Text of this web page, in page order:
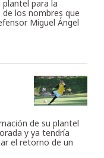
para la
los nombres que
Miguel Ángel
de su plantel
y ya tendría
el retorno de un